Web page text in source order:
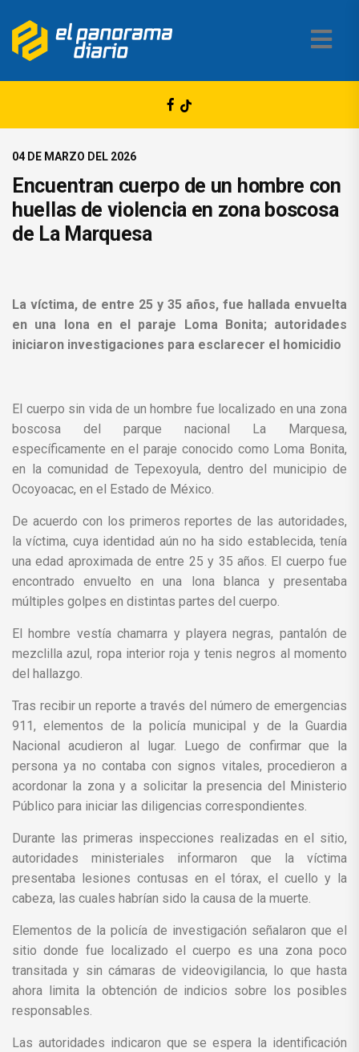
04 DE MARZO DEL 2026
Encuentran cuerpo de un hombre con
huellas de violencia en zona boscosa
de La Marquesa
La víctima, de entre 25 y 35 años, fue hallada envuelta
en una lona en el paraje Loma Bonita; autoridades
iniciaron investigaciones para esclarecer el homicidio
El cuerpo sin vida de un hombre fue localizado en una zona
boscosa del parque nacional La Marquesa,
específicamente en el paraje conocido como Loma Bonita,
en la comunidad de Tepexoyula, dentro del municipio de
Ocoyoacac, en el Estado de México.
De acuerdo con los primeros reportes de las autoridades,
la víctima, cuya identidad aún no ha sido establecida, tenía
una edad aproximada de entre 25 y 35 años. El cuerpo fue
encontrado envuelto en una lona blanca y presentaba
múltiples golpes en distintas partes del cuerpo.
El hombre vestía chamarra y playera negras, pantalón de
mezclilla azul, ropa interior roja y tenis negros al momento
del hallazgo.
Tras recibir un reporte a través del número de emergencias
911, elementos de la policía municipal y de la Guardia
Nacional acudieron al lugar. Luego de confirmar que la
persona ya no contaba con signos vitales, procedieron a
acordonar la zona y a solicitar la presencia del Ministerio
Público para iniciar las diligencias correspondientes.
Durante las primeras inspecciones realizadas en el sitio,
autoridades ministeriales informaron que la víctima
presentaba lesiones contusas en el tórax, el cuello y la
cabeza, las cuales habrían sido la causa de la muerte.
Elementos de la policía de investigación señalaron que el
sitio donde fue localizado el cuerpo es una zona poco
transitada y sin cámaras de videovigilancia, lo que hasta
ahora limita la obtención de indicios sobre los posibles
responsables.
Las autoridades indicaron que se espera la identificación